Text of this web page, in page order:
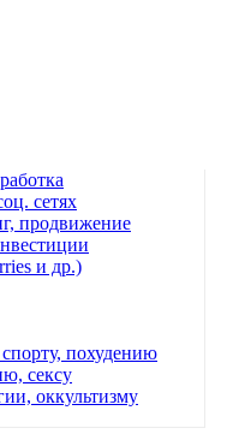
сетях
продвижение
и др.)
похудению
сексу
оккультизму